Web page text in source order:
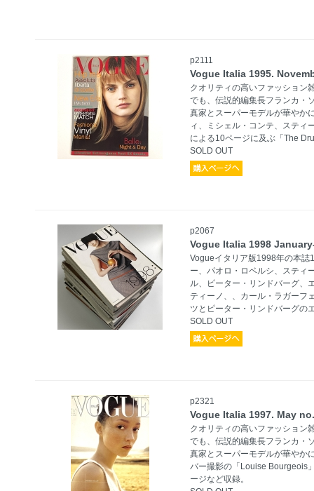
p2111
Vogue Italia 1995.
クオリティの高いファッション
でも、伝説的編集長フランカ・
真家とスーパーモデルが華やか
ィ、ミシェル・コンテ、スティ
による10ページに及ぶ「The
SOLD OUT
p2067
Vogue Italia 1998
Vogueイタリア版1998年の本誌
ー、パオロ・ロベルシ、スティ
ル、ピーター・リンドバーグ、
ティーノ、、カール・ラガーフ
ツとピーター・リンドバーグの
SOLD OUT
p2321
Vogue Italia 1997. May
クオリティの高いファッション
でも、伝説的編集長フランカ・
真家とスーパーモデルが華やか
バー撮影の「Louise Bourgeois
ージなど収録。